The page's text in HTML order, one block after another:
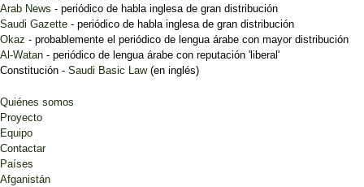
Arab News - periódico de habla inglesa de gran distribución
Saudi Gazette - periódico de habla inglesa de gran distribución
Okaz - probablemente el periódico de lengua árabe con mayor distribución
Al-Watan - periódico de lengua árabe con reputación 'liberal'
Constitución - Saudi Basic Law(en inglés)
Quiénes somos
Proyecto
Equipo
Contactar
Países
Afganistán